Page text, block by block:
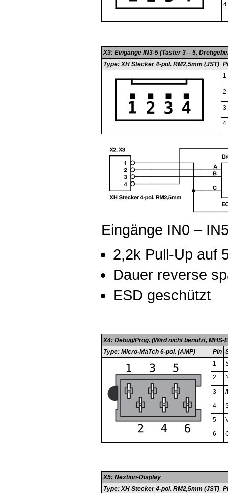
4
X3: Eingänge IN3-5 (Taster 3 – 5,
Type: XH Stecker 4-pol. RM2,5mm (JST)
1
2
3
4
Eingänge IN0 –
2,2k Pull-Up auf
Dauer reverse
ESD geschützt
X4: Debug/Prog. (Wird nicht benutzt,
Type: Micro-MaTch 6-pol. (AMP)
Pin
1
2
3
4
5
6
X5: Nextion-Display
Type: XH Stecker 4-pol. RM2,5mm (JST)